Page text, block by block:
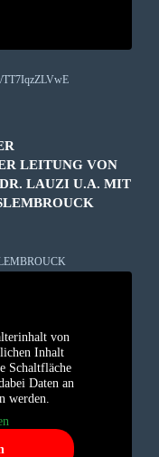
LEITUNG VON
LAUZI U.A. MIT
von
Inhalt
Schaltfläche
Daten an
werden.